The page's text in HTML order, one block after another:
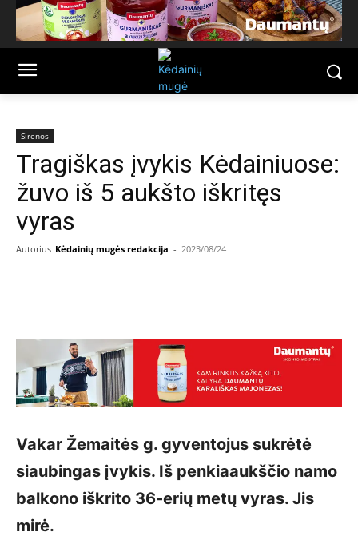
Sirenos
Tragiškas įvykis Kėdainiuose:
žuvo iš 5 aukšto iškritęs
vyras
Autorius Kėdainių mugės redakcija - 2023/08/24
Vakar Žemaitės g. gyventojus sukrėtė
siaubingas įvykis. Iš penkiaaukščio namo
balkono iškrito 36-erių metų vyras. Jis
mirė.